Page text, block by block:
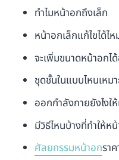
ทำไมหน้าอกถึงเล็ก
หน้าอกเล็กแก้ไขได้ไห
จะเพิ่มขนาดหน้าอกไ
ชุดชั้นในแบบไหนเหม
ออกกำลังกายยังไง
มีวิธีไหนบ้างที่ทำให้ห
ศัลยกรรมหน้าอกราค